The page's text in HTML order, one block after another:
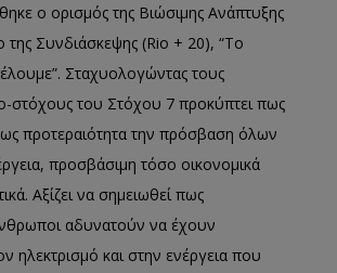
ο ορισμός της Βιώσιμης Ανάπτυξης
της Συνδιάσκεψης (Rio + 20), “Το
Σταχυολογώντας τους
στόχους του Στόχου 7 προκύπτει πως
προτεραιότητα την πρόσβαση όλων
προσβάσιμη τόσο οικονομικά
Αξίζει να σημειωθεί πως
αδυνατούν να έχουν
ηλεκτρισμό και στην ενέργεια που